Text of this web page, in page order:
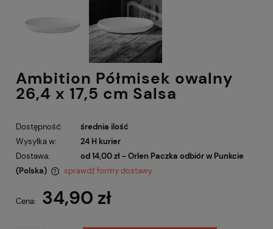
Ambition Półmisek owalny
26,4 x 17,5 cm Salsa
Dostępność:
średnia ilość
Wysyłka w:
24 H kurier
Dostawa:
od 14,00 zł - Orlen Paczka odbiór w Punkcie
(Polska)
sprawdź formy dostawy
Cena: 34,90 zł